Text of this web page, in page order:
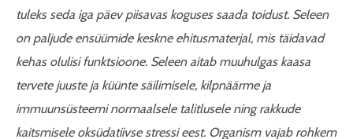
tuleks seda iga päev piisavas koguses saada toidust. Seleen
on paljude ensüümide keskne ehitusmaterjal, mis täidavad
kehas olulisi funktsioone. Seleen aitab muuhulgas kaasa
tervete juuste ja küünte säilimisele, kilpnäärme ja
immuunsüsteemi normaalsele talitlusele ning rakkude
kaitsmisele oksüdatiivse stressi eest. Organism vajab rohkem